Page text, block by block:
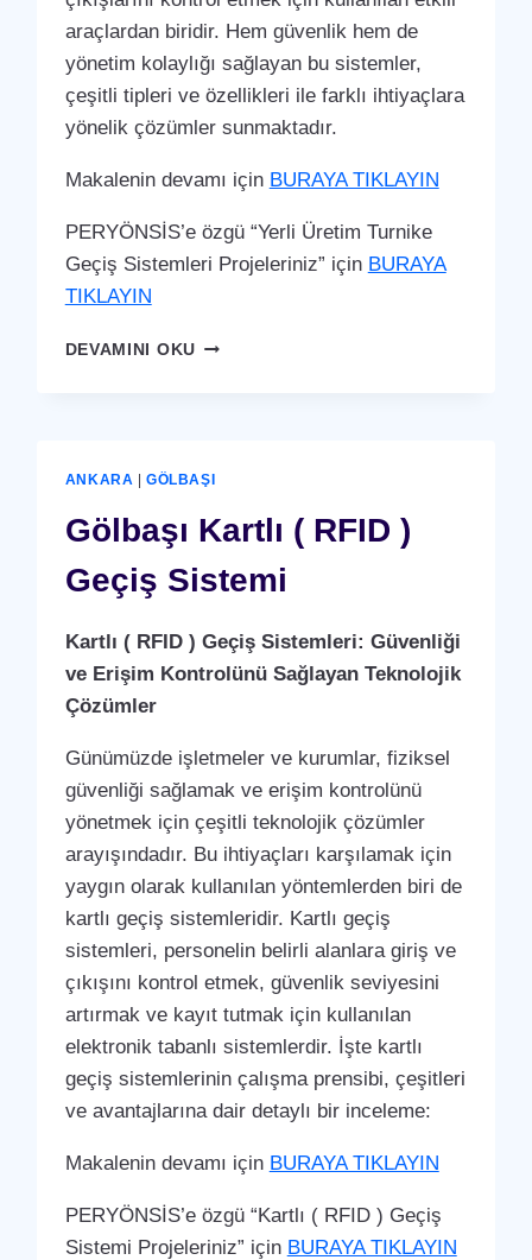
araçlardan biridir. Hem güvenlik hem de
yönetim kolaylığı sağlayan bu sistemler,
çeşitli tipleri ve özellikleri ile farklı ihtiyaçlara
yönelik çözümler sunmaktadır.
Makalenin devamı için BURAYA TIKLAYIN
PERYÖNSİS’e özgü “Yerli Üretim Turnike
Geçiş Sistemleri Projeleriniz” için BURAYA
TIKLAYIN
DEVAMINI OKUGÖLBAŞI
ANKARA |GÖLBAŞI
Gölbaşı Kartlı ( RFID )
Geçiş Sistemi
Kartlı ( RFID ) Geçiş Sistemleri: Güvenliği
ve Erişim Kontrolünü Sağlayan Teknolojik
Çözümler
Günümüzde işletmeler ve kurumlar, fiziksel
güvenliği sağlamak ve erişim kontrolünü
yönetmek için çeşitli teknolojik çözümler
arayışındadır. Bu ihtiyaçları karşılamak için
yaygın olarak kullanılan yöntemlerden biri de
kartlı geçiş sistemleridir. Kartlı geçiş
sistemleri, personelin belirli alanlara giriş ve
çıkışını kontrol etmek, güvenlik seviyesini
artırmak ve kayıt tutmak için kullanılan
elektronik tabanlı sistemlerdir. İşte kartlı
geçiş sistemlerinin çalışma prensibi, çeşitleri
ve avantajlarına dair detaylı bir inceleme:
Makalenin devamı için BURAYA TIKLAYIN
PERYÖNSİS’e özgü “Kartlı ( RFID ) Geçiş
Sistemi Projeleriniz” için BURAYA TIKLAYIN